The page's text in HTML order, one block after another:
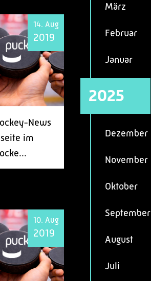
14. Aug
2019
News
im
10. Aug
2019
März
Februar
Januar
2025
Dezember
November
Oktober
September
August
Juli